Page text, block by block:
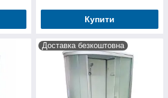
Купити
Доставка безкоштовна